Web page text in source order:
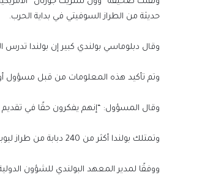
حديثة من الطراز السوفيتي في بداية الحرب.
وقال دبلوماسي بولندي كبير إن بولندا تدرس
وتم تأكيد هذه المعلومات من قبل مسؤول
وقال المسؤول: “إنهم يفكرون حقًا في
وتمتلك بولندا أكثر من 240 دبابة من طراز ليوبارد وهو ما يكفي لواءين من الدبابات.
ووفقًا لمدير المعهد البولندي للشؤون